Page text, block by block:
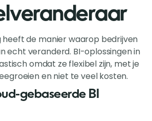
de manier waarop bedrijven
echt veranderd. BI-oplossingen in
omdat ze flexibel zijn, met je
en niet te veel kosten.
gebaseerde BI